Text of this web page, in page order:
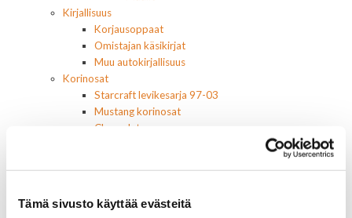
Tämä sivusto käyttää evästeitä
Kirjallisuus
Korjausoppaat
Omistajan käsikirjat
Muu autokirjallisuus
Korinosat
Starcraft levikesarja 97-03
Mustang korinosat
Chevrolet
Pick upp 2008-